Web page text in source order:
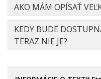
AKO MÁM OPÍSAŤ
KEDY BUDE
TERAZ NIE JE?